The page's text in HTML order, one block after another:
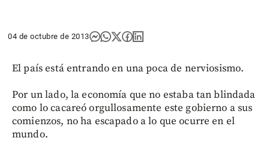
04 de octubre de 2013
El país está entrando en una poca de nerviosismo.
Por un lado, la economía que no estaba tan blindada
como lo cacareó orgullosamente este gobierno a sus
comienzos, no ha escapado a lo que ocurre en el
mundo.